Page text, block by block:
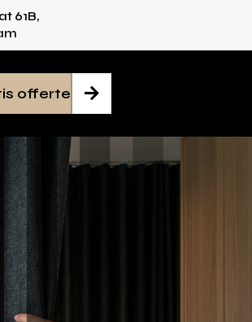
61B,

offerte